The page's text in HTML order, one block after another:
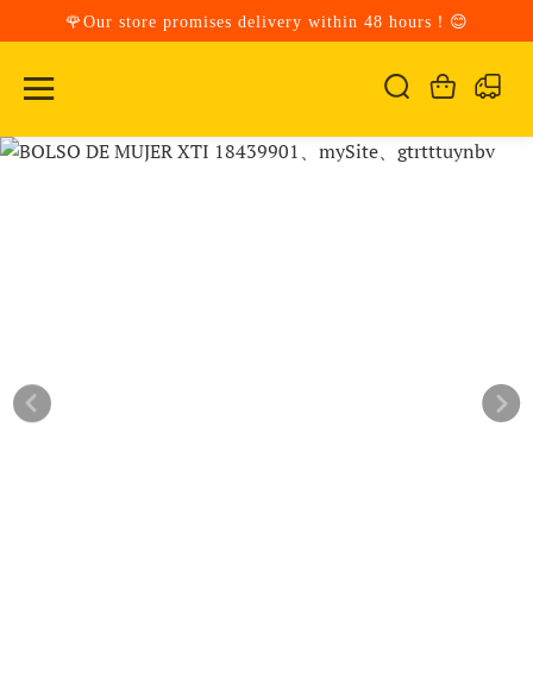
🌹Our store promises delivery within 48 hours！😊